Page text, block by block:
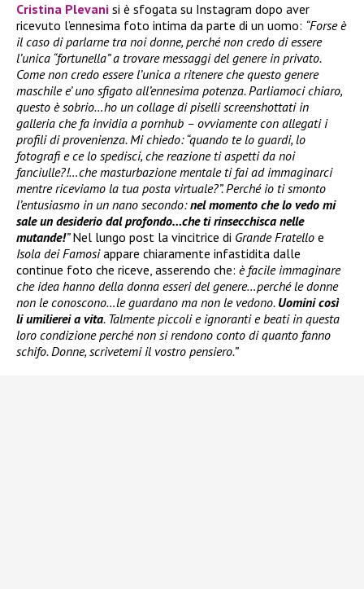
Cristina Plevani si è sfogata su Instagram dopo aver
ricevuto l’ennesima foto intima da parte di un uomo: “Forse è
il caso di parlarne tra noi donne, perché non credo di essere
l’unica “fortunella” a trovare messaggi del genere in privato.
Come non credo essere l’unica a ritenere che questo genere
maschile e’ uno sfigato all’ennesima potenza. Parliamoci chiaro,
questo è sobrio…ho un collage di piselli screenshottati in
galleria che fa invidia a pornhub – ovviamente con allegati i
profili di provenienza. Mi chiedo: “quando te lo guardi, lo
fotografi e ce lo spedisci, che reazione ti aspetti da noi
fanciulle?!…che masturbazione mentale ti fai ad immaginarci
mentre riceviamo la tua posta virtuale?”. Perché io ti smonto
l’entusiasmo in un nano secondo:nel momento che lo vedo mi
sale un desiderio dal profondo…che ti rinsecchisca nelle
mutande!”Nel lungo post la vincitrice di Grande Fratello e
Isola dei Famosiappare chiaramente infastidita dalle
continue foto che riceve, asserendo che: è facile immaginare
che idea hanno della donna esseri del genere…perché le donne
non le conoscono…le guardano ma non le vedono. Uomini così
li umilierei a vita. Talmente piccoli e ignoranti e beati in questa
loro condizione perché non si rendono conto di quanto fanno
schifo. Donne, scrivetemi il vostro pensiero.”